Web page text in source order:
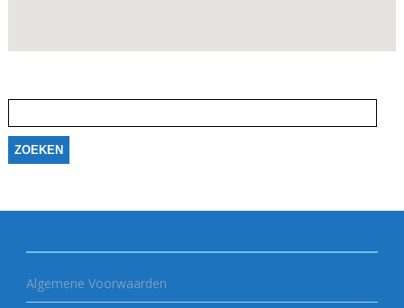
naar:
Algemene Voorwaarden